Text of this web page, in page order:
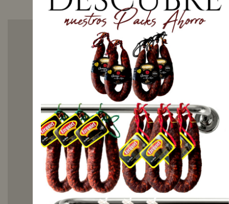
Este embutido se
obtiene del redondo,
una pieza noble de
los cuartos traseros
de la vaca. A
diferencia de la
cecina tradicional,
este producto se
embucha en tripa
natural, siguiendo un